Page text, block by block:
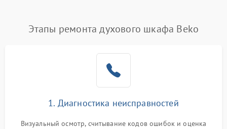
Этапы ремонта духового шкафа Beko
1. Диагностика неисправностей
Визуальный осмотр, считывание кодов ошибок и оценка